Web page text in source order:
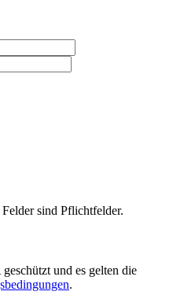
sind Pflichtfelder.
und es gelten die
.